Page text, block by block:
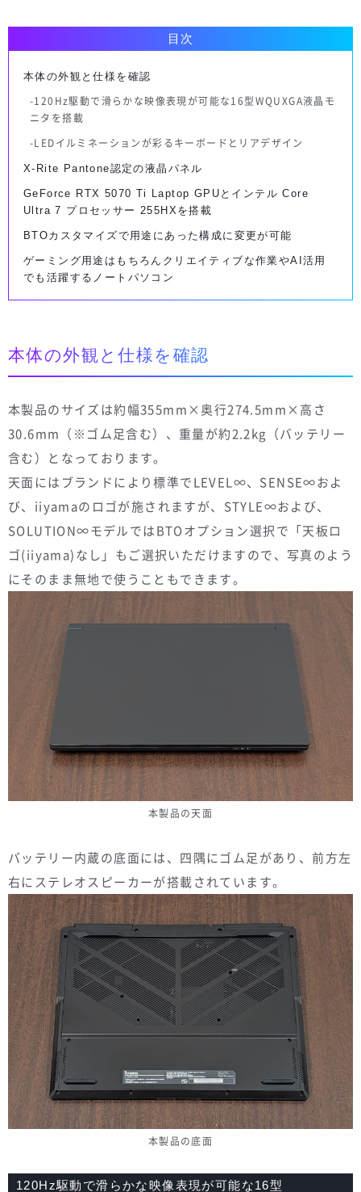
目次
本体の外観と仕様を確認
120Hz駆動で滑らかな映像表現が可能な16型WQUXGA液晶モ
ニタを搭載
LEDイルミネーションが彩るキーボードとリアデザイン
X-Rite Pantone認定の液晶パネル
GeForce RTX 5070 Ti Laptop GPUとインテル Core
Ultra 7 プロセッサー 255HXを搭載
BTOカスタマイズで用途にあった構成に変更が可能
ゲーミング用途はもちろんクリエイティブな作業やAI活用
でも活躍するノートパソコン
本体の外観と仕様を確認
本製品のサイズは約幅355mm×奥行274.5mm×高さ
30.6mm（※ゴム足含む）、重量が約2.2kg（バッテリー
含む）となっております。
天面にはブランドにより標準でLEVEL∞、SENSE∞およ
び、iiyamaのロゴが施されますが、STYLE∞および、
SOLUTION∞モデルではBTOオプション選択で「天板ロ
ゴ(iiyama)なし」もご選択いただけますので、写真のよう
にそのまま無地で使うこともできます。
本製品の天面
バッテリー内蔵の底面には、四隅にゴム足があり、前方左
右にステレオスピーカーが搭載されています。
本製品の底面
120Hz駆動で滑らかな映像表現が可能な16型